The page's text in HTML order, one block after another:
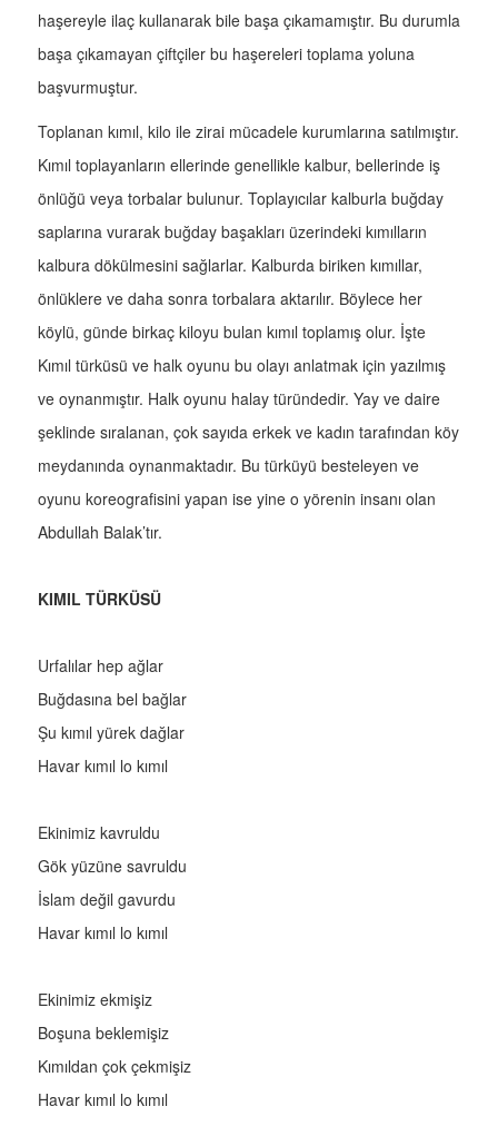
haşereyle ilaç kullanarak bile başa çıkamamıştır. Bu durumla
başa çıkamayan çiftçiler bu haşereleri toplama yoluna
başvurmuştur.
Toplanan kımıl, kilo ile zirai mücadele kurumlarına satılmıştır.
Kımıl toplayanların ellerinde genellikle kalbur, bellerinde iş
önlüğü veya torbalar bulunur. Toplayıcılar kalburla buğday
saplarına vurarak buğday başakları üzerindeki kımılların
kalbura dökülmesini sağlarlar. Kalburda biriken kımıllar,
önlüklere ve daha sonra torbalara aktarılır. Böylece her
köylü, günde birkaç kiloyu bulan kımıl toplamış olur. İşte
Kımıl türküsü ve halk oyunu bu olayı anlatmak için yazılmış
ve oynanmıştır. Halk oyunu halay türündedir. Yay ve daire
şeklinde sıralanan, çok sayıda erkek ve kadın tarafından köy
meydanında oynanmaktadır. Bu türküyü besteleyen ve
oyunu koreografisini yapan ise yine o yörenin insanı olan
Abdullah Balak’tır.
KIMIL TÜRKÜSÜ
Urfalılar hep ağlar
Buğdasına bel bağlar
Şu kımıl yürek dağlar
Havar kımıl lo kımıl
Ekinimiz kavruldu
Gök yüzüne savruldu
İslam değil gavurdu
Havar kımıl lo kımıl
Ekinimiz ekmişiz
Boşuna beklemişiz
Kımıldan çok çekmişiz
Havar kımıl lo kımıl